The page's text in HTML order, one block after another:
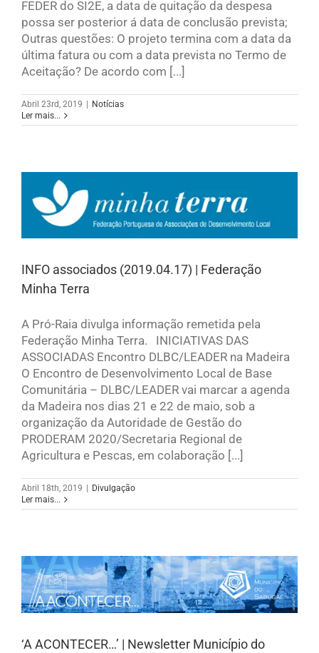
FEDER do SI2E, a data de quitação da despesa
possa ser posterior á data de conclusão prevista;
Outras questões: O projeto termina com a data da
última fatura ou com a data prevista no Termo de
Aceitação? De acordo com [...]
Abril 23rd, 2019
Notícias
Ler mais...
INFO associados (2019.04.17) | Federação
Minha Terra
A Pró-Raia divulga informação remetida pela
Federação Minha Terra. INICIATIVAS DAS
ASSOCIADAS Encontro DLBC/LEADER na Madeira
O Encontro de Desenvolvimento Local de Base
Comunitária – DLBC/LEADER vai marcar a agenda
da Madeira nos dias 21 e 22 de maio, sob a
organização da Autoridade de Gestão do
PRODERAM 2020/Secretaria Regional de
Agricultura e Pescas, em colaboração [...]
Abril 18th, 2019
Divulgação
Ler mais...
‘A ACONTECER…’ | Newsletter Município do